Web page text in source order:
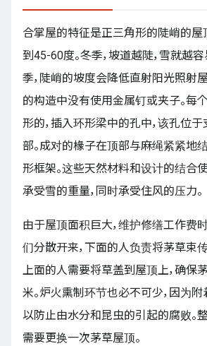
合掌屋的特征是正三角形的陡峭的屋
到45-60度。冬季，坡道越陡，雪就越
季，陡峭的坡度会降低直射阳光照射
的构造中没有使用金属钉或夹子。每
形的，插入环形梁中的孔中，该孔位
部。成对的椽子在顶部与麻绳紧紧地
形框架。这些天然材料和设计的结合
承受雪的重量，同时承受住风的压力。
由于屋顶面积巨大，维护修缮工作费时
们分散开来，下面的人负责将茅草束
上面的人需要将草盖到屋顶上，确保
米。炉火熏制环节也必不可少，因为
以防止由水分和昆虫的引起的腐败。
需要更换一次茅草屋顶。